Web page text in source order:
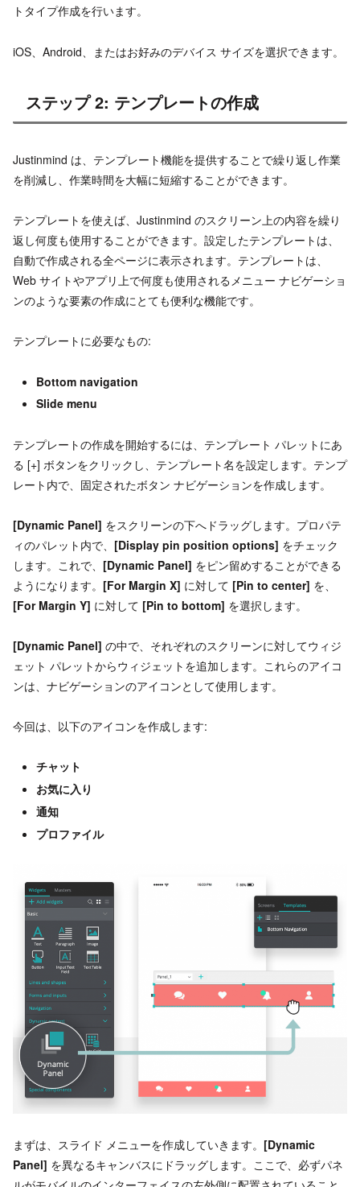
トタイプ作成を行います。
iOS、Android、またはお好みのデバイス サイズを選択できます。
ステップ 2: テンプレートの作成
Justinmind は、テンプレート機能を提供することで繰り返し作業
を削減し、作業時間を大幅に短縮することができます。
テンプレートを使えば、Justinmind のスクリーン上の内容を繰り
返し何度も使用することができます。設定したテンプレートは、
自動で作成される全ページに表示されます。テンプレートは、
Web サイトやアプリ上で何度も使用されるメニュー ナビゲーショ
ンのような要素の作成にとても便利な機能です。
テンプレートに必要なもの:
Bottom navigation
Slide menu
テンプレートの作成を開始するには、テンプレート パレットにあ
る [+] ボタンをクリックし、テンプレート名を設定します。テンプ
レート内で、固定されたボタン ナビゲーションを作成します。
[Dynamic Panel] をスクリーンの下へドラッグします。プロパテ
ィのパレット内で、 [Display pin position options] をチェック
します。これで、 [Dynamic Panel] をピン留めすることができる
ようになります。 [For Margin X] に対して [Pin to center] を、
[For Margin Y] に対して [Pin to bottom] を選択します。
[Dynamic Panel] の中で、それぞれのスクリーンに対してウィジ
ェット パレットからウィジェットを追加します。これらのアイコ
ンは、ナビゲーションのアイコンとして使用します。
今回は、以下のアイコンを作成します:
チャット
お気に入り
通知
プロファイル
まずは、スライド メニューを作成していきます。 [Dynamic
Panel] を異なるキャンバスにドラッグします。ここで、必ずパネ